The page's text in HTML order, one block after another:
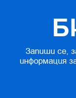
Запиши се,
информация